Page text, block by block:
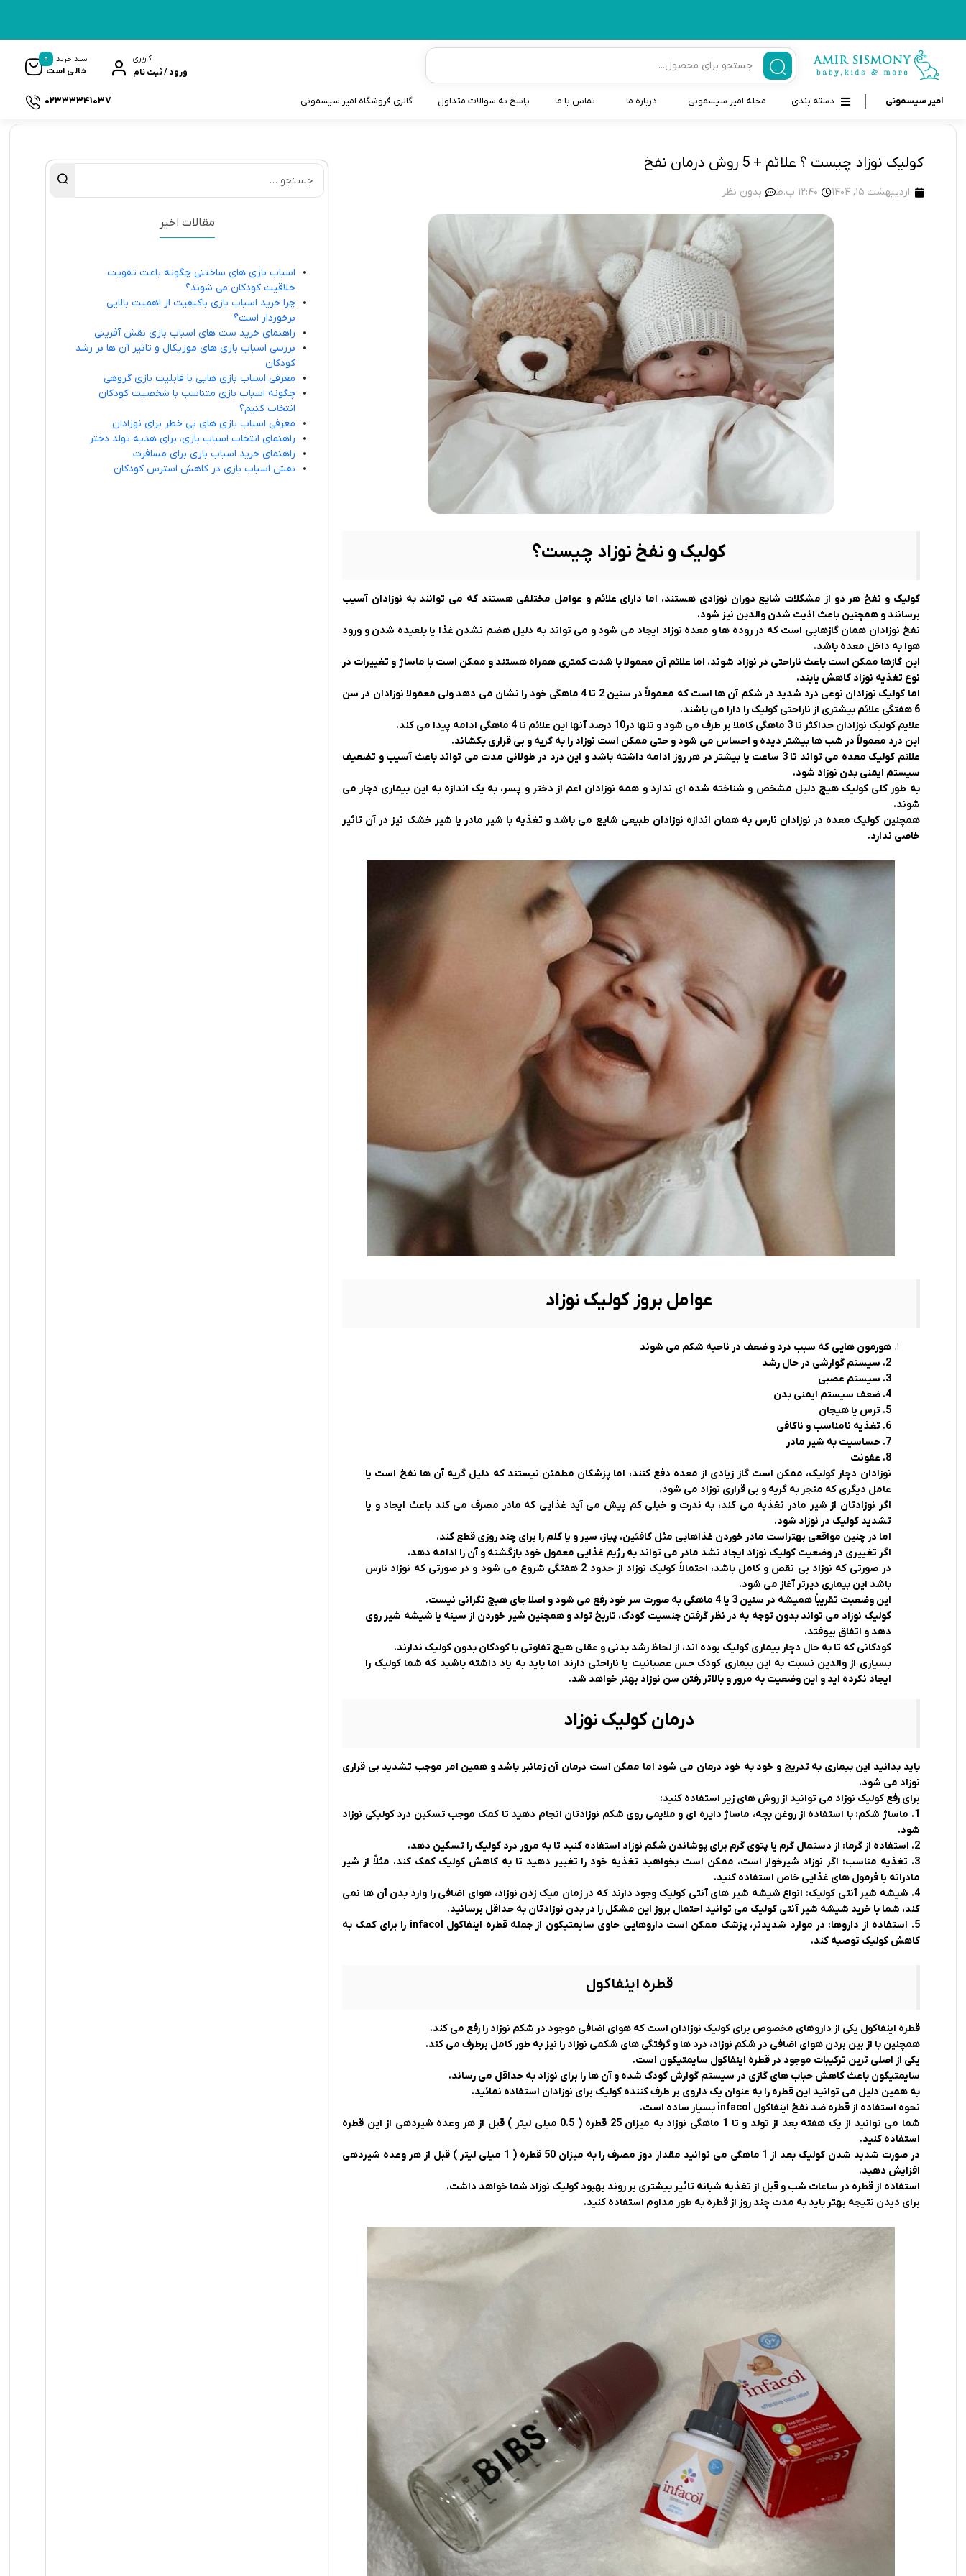
کاربری
ورود / ثبت نام
سبد خرید
خالی است
0
امیر سیسمونی دسته بندی
قیچی ناخنگیر نوزاد و کودک
شانه برس کودک
پواربینی
مسواک و خمیر دندان کودک
تب سنج نوزاد و کودک
رابط و پد سینه
دستگاه بخور سرد کودک
مجله امیر سیسمونی درباره ما تماس با ما پاسخ به سوالات متداول گالری فروشگاه امیر سیسمونی 02333341037
کولیک نوزاد چیست ؟ علائم + 5 روش درمان نفخ
اردیبهشت 15, 1404 12:40 ب.ظ بدون نظر
کولیک و نفخ نوزاد چیست؟
کولیک و نفخ هر دو از مشکلات شایع دوران نوزادی هستند، اما دارای علائم و عوامل مختلفی هستند که می ‌توانند به نوزادان آسیب
برسانند و همچنین باعث اذیت شدن والدین نیز شود.
نفخ نوزادان همان گازهایی است که در روده‌ ها و معده نوزاد ایجاد می ‌شود و می ‌تواند به دلیل هضم نشدن غذا یا بلعیده شدن و ورود
هوا به داخل معده باشد.
این گازها ممکن است باعث ناراحتی در نوزاد شوند، اما علائم آن معمولا با شدت کمتری همراه هستند و ممکن است با ماساژ و تغییرات در
نوع تغذیه نوزاد کاهش یابند.
اما کولیک نوزادان نوعی درد شدید در شکم آن ها است که معمولاً در سنین 2 تا 4 ماهگی خود را نشان می دهد ولی معمولا نوزادان در سن
6 هفتگی علائم بیشتری از ناراحتی کولیک را دارا می باشند.
علایم کولیک نوزادان حداکثر تا 3 ماهگی کاملا بر طرف می شود و تنها در10 درصد آنها این علائم تا 4 ماهگی ادامه پیدا می کند.
این درد معمولاً در شب ‌ها بیشتر دیده و احساس می ‌شود و حتی ممکن است نوزاد را به گریه و بی ‌قراری بکشاند.
علائم کولیک معده می ‌تواند تا 3 ساعت یا بیشتر در هر روز ادامه داشته باشد و این درد در طولانی مدت می تواند باعث آسیب و تضعیف
سیستم ایمنی بدن نوزاد شود.
به طور کلی کولیک هیچ دلیل مشخص و شناخته شده ای ندارد و همه نوزادان اعم از دختر و پسر، به یک اندازه به این بیماری دچار می
شوند.
همچنین کولیک معده در نوزادان نارس به همان اندازه نوزادان طبیعی شایع می باشد و تغذیه با شیر مادر یا شیر خشک نیز در آن تاثیر
خاصی ندارد.
عوامل بروز کولیک نوزاد
هورمون هایی که سبب درد و ضعف در ناحیه شکم می شوند
2. سیستم گوارشی در حال رشد
3. سیستم عصبی
4. ضعف سیستم ایمنی بدن
5. ترس یا هیجان
6. تغذیه نامناسب و ناکافی
7. حساسیت به شیر مادر
8. عفونت
نوزادان دچار کولیک، ممکن است گاز زیادی از معده دفع کنند، اما پزشکان مطمئن نیستند که دلیل گریه آن ها نفخ است یا
عامل دیگری که منجر به گریه و بی قراری نوزاد می شود.
اگر نوزادتان از شیر مادر تغذیه می کند، به ندرت و خیلی کم پیش می آید غذایی که مادر مصرف می کند باعث ایجاد و یا
تشدید کولیک در نوزاد شود.
اما در چنین مواقعی بهتراست مادر خوردن غذاهایی مثل کافئین، پیاز، سیر و یا کلم را برای چند روزی قطع کند.
اگر تغییری در وضعیت کولیک نوزاد ایجاد نشد مادر می تواند به رژیم غذایی معمول خود بازگشته و آن را ادامه دهد.
در صورتی که نوزاد بی نقص و کامل باشد، احتمالاً کولیک نوزاد از حدود 2 هفتگی شروع می شود و در صورتی که نوزاد نارس
باشد این بیماری دیرتر آغاز می شود.
این وضعیت تقریباً همیشه در سنین 3 یا 4 ماهگی به صورت سر خود رفع می شود و اصلا جای هیچ نگرانی نیست.
کولیک نوزاد می تواند بدون توجه به در نظر گرفتن جنسیت کودک، تاریخ تولد و همچنین شیر خوردن از سینه یا شیشه شیر روی
دهد و اتفاق بیوفتد.
کودکانی که تا به حال دچار بیماری کولیک بوده اند، از لحاظ رشد بدنی و عقلی هیچ تفاوتی با کودکان بدون کولیک ندارند.
بسیاری از والدین نسبت به این بیماری کودک حس عصبانیت یا ناراحتی دارند اما باید به یاد داشته باشید که شما کولیک را
ایجاد نکرده اید و این وضعیت به مرور و بالاتر رفتن سن نوزاد بهتر خواهد شد.
درمان کولیک نوزاد
باید بدانید این بیماری به تدریج و خود به خود درمان می شود اما ممکن است درمان آن زمانبر باشد و همین امر موجب تشدید بی قراری
نوزاد می شود.
برای رفع کولیک نوزاد می توانید از روش های زیر استفاده کنید:
1. ماساژ شکم: با استفاده از روغن بچه، ماساژ دایره ‌ای و ملایمی روی شکم نوزادتان انجام دهید تا کمک موجب تسکین درد کولیکی نوزاد
شود.
2. استفاده از گرما: از دستمال گرم یا پتوی گرم برای پوشاندن شکم نوزاد استفاده کنید تا به مرور درد کولیک را تسکین دهد.
3. تغذیه مناسب: اگر نوزاد شیرخوار است، ممکن است بخواهید تغذیه خود را تغییر دهید تا به کاهش کولیک کمک کند، مثلاً از شیر
مادرانه یا فرمول ‌های غذایی خاص استفاده کنید.
4. شیشه شیر آنتی کولیک: انواع شیشه شیر های آنتی کولیک وجود دارند که در زمان میک زدن نوزاد، هوای اضافی را وارد بدن آن ها نمی
کند، شما با خرید شیشه شیر آنتی کولیک می توانید احتمال بروز این مشکل را در بدن نوزادتان به حداقل برسانید.
5. استفاده از داروها: در موارد شدیدتر، پزشک ممکن است داروهایی حاوی سایمتیکون از جمله قطره اینفاکول infacol را برای کمک به
کاهش کولیک توصیه کند.
قطره اینفاکول
قطره اینفاکول یکی از داروهای مخصوص برای کولیک نوزادان است که هوای اضافی موجود در شکم نوزاد را رفع می کند.
همچنین با از بین بردن هوای اضافی در شکم نوزاد، درد ها و گرفتگی های شکمی نوزاد را نیز به طور کامل برطرف می کند.
یکی از اصلی ترین ترکیبات موجود در قطره اینفاکول سایمتیکون است.
سایمتیکون باعث کاهش حباب های گازی در سیستم گوارش کودک شده و آن ها را برای نوزاد به حداقل می رساند.
به همین دلیل می توانید این قطره را به عنوان یک داروی بر طرف کننده کولیک برای نوزادان استفاده نمائید.
نحوه استفاده از قطره ضد نفخ اینفاکول infacol بسیار ساده است.
شما می توانید از یک هفته بعد از تولد و تا 1 ماهگی نوزاد به میزان 25 قطره ( 0.5 میلی لیتر ) قبل از هر وعده شیردهی از این قطره
استفاده کنید.
در صورت شدید شدن کولیک بعد از 1 ماهگی می توانید مقدار دوز مصرف را به میزان 50 قطره ( 1 میلی لیتر ) قبل از هر وعده شیردهی
افزایش دهید.
استفاده از قطره در ساعات شب و قبل از تغذیه شبانه تاثیر بیشتری بر روند بهبود کولیک نوزاد شما خواهد داشت.
برای دیدن نتیجه بهتر باید به مدت چند روز از قطره به طور مداوم استفاده کنید.
مقالات اخیر
اسباب بازی های ساختنی چگونه باعث تقویت
خلاقیت کودکان می شوند؟
چرا خرید اسباب بازی باکیفیت از اهمیت بالایی
برخوردار است؟
راهنمای خرید ست های اسباب بازی نقش آفرینی
بررسی اسباب بازی های موزیکال و تاثیر آن ها بر رشد
کودکان
معرفی اسباب بازی هایی با قابلیت بازی گروهی
چگونه اسباب بازی متناسب با شخصیت کودکان
انتخاب کنیم؟
معرفی اسباب بازی های بی خطر برای نوزادان
راهنمای انتخاب اسباب بازی، برای هدیه تولد دختر
راهنمای خرید اسباب بازی برای مسافرت
نقش اسباب بازی در کاهش استرس کودکان